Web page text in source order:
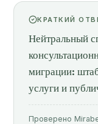
КРАТКИЙ
Нейтральный
миграции:
услуги и
Проверено